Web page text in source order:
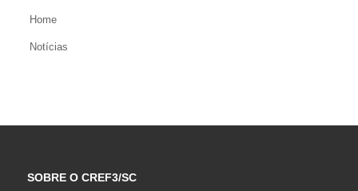
Home
Notícias
SOBRE O CREF3/SC